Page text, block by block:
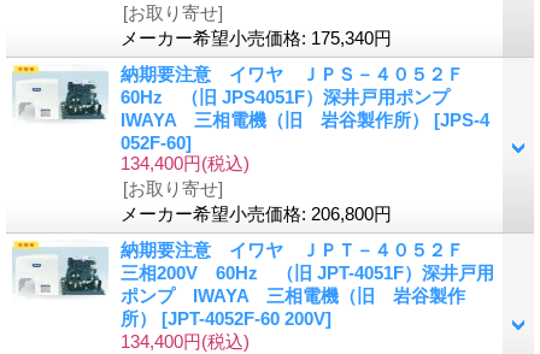
[お取り寄せ]
メーカー希望小売価格: 175,340円
納期要注意 イワヤ ＪＰＳ－４０５２Ｆ
60Hz （旧 JPS4051F）深井戸用ポンプ
IWAYA 三相電機（旧 岩谷製作所） [JPS-4
052F-60]
134,400円(税込)
[お取り寄せ]
メーカー希望小売価格: 206,800円
納期要注意 イワヤ ＪＰＴ－４０５２Ｆ
三相200V 60Hz （旧 JPT-4051F）深井戸用
ポンプ IWAYA 三相電機（旧 岩谷製作
所） [JPT-4052F-60 200V]
134,400円(税込)